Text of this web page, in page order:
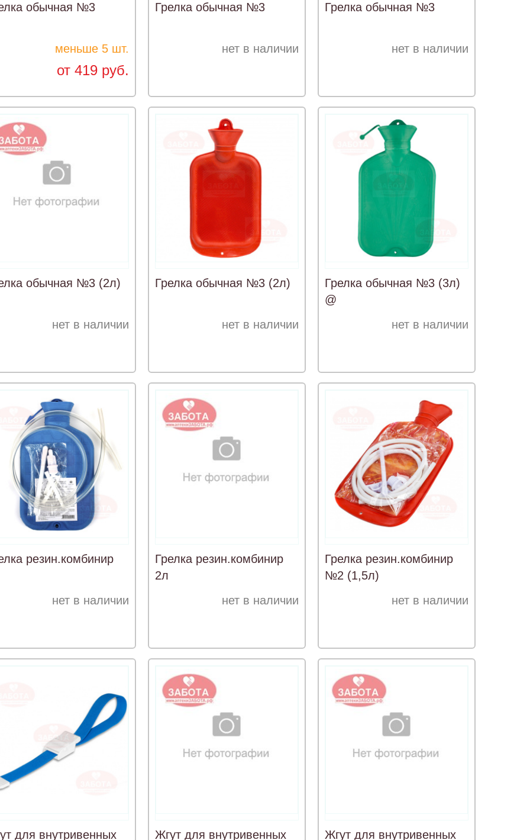
обычная №3
меньше 5 шт.
от 419 руб.
Грелка обычная №3
нет в наличии
Грелка обычная №3
нет в наличии
обычная №3 (2л)
нет в наличии
Грелка обычная №3 (2л)
нет в наличии
Грелка обычная №3 (3л)
@
нет в наличии
резин.комбинир
нет в наличии
Грелка резин.комбинир
2л
нет в наличии
Грелка резин.комбинир
№2 (1,5л)
нет в наличии
для внутривенных Жгут для внутривенных Жгут для внутривенных